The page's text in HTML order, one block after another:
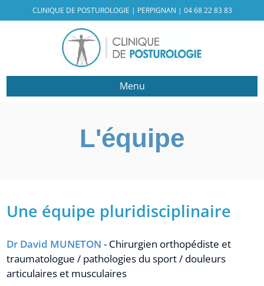
CLINIQUE DE POSTUROLOGIE | PERPIGNAN | 04 68 22 83 83
Menu
L'équipe
Une équipe pluridisciplinaire
Dr David MUNETON- Chirurgien orthopédiste et
traumatologue / pathologies du sport / douleurs
articulaires et musculaires